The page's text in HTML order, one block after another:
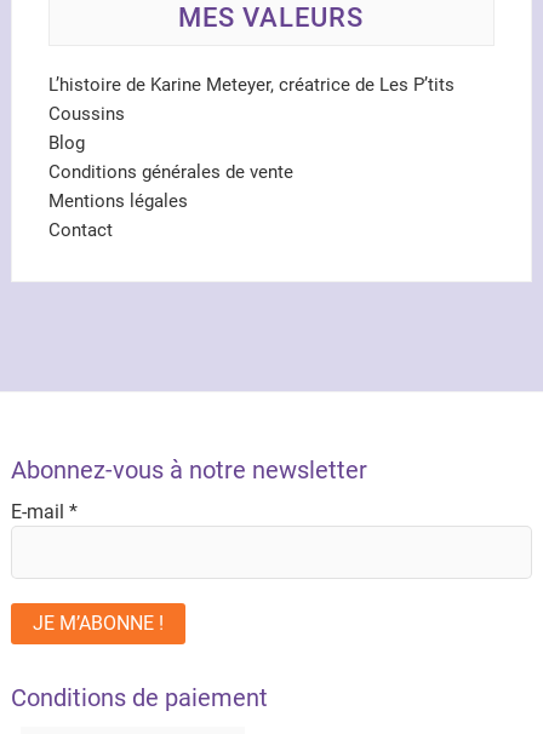
MES VALEURS
L’histoire de Karine Meteyer, créatrice de Les P’tits
Coussins
Blog
Conditions générales de vente
Mentions légales
Contact
Abonnez-vous à notre newsletter
E-mail *
Conditions de paiement